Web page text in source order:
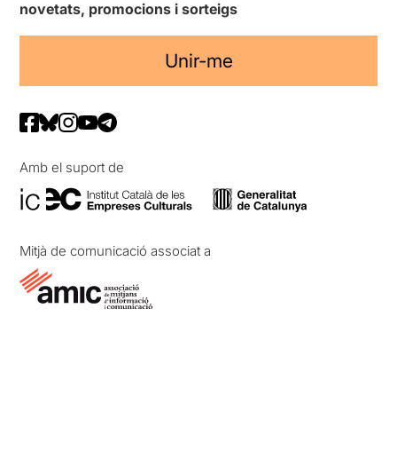
novetats, promocions i sorteigs
Unir-me
Amb el suport de
Mitjà de comunicació associat a